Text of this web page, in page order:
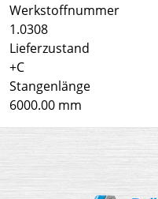
Werkstoffnummer
1.0308
Lieferzustand
+C
Stangenlänge
6000.00 mm